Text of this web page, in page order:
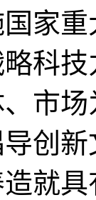
家
科
市
创
就